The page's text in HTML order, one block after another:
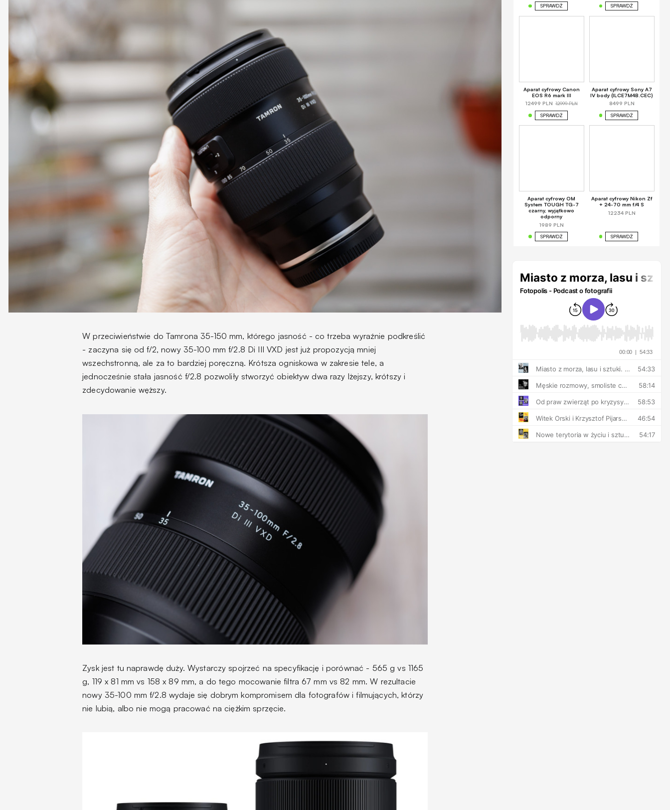
W przeciwieństwie do Tamrona 35-150 mm, którego jasność - co trzeba wyraźnie podkreślić
- zaczyna się od f/2, nowy 35-100 mm f/2.8 Di III VXD jest już propozycją mniej
wszechstronną, ale za to bardziej poręczną. Krótsza ogniskowa w zakresie tele, a
jednocześnie stała jasność f/2.8 pozwoliły stworzyć obiektyw dwa razy lżejszy, krótszy i
zdecydowanie węższy.
Zysk jest tu naprawdę duży. Wystarczy spojrzeć na specyfikację i porównać - 565 g vs 1165
g, 119 x 81 mm vs 158 x 89 mm, a do tego mocowanie filtra 67 mm vs 82 mm. W rezultacie
nowy 35-100 mm f/2.8 wydaje się dobrym kompromisem dla fotografów i filmujących, którzy
nie lubią, albo nie mogą pracować na ciężkim sprzęcie.
SPRAWDŹ SPRAWDŹ
Aparat cyfrowy Canon
EOS R6 mark III
12499 PLN 12999 PLN
SPRAWDŹ
Aparat cyfrowy Sony A7
IV body (ILCE7M4B.CEC)
8499 PLN
SPRAWDŹ
Aparat cyfrowy OM
System TOUGH TG-7
czarny, wyjątkowo
odporny
1989 PLN
SPRAWDŹ
Aparat cyfrowy Nikon Zf
+ 24-70 mm f/4 S
12234 PLN
SPRAWDŹ